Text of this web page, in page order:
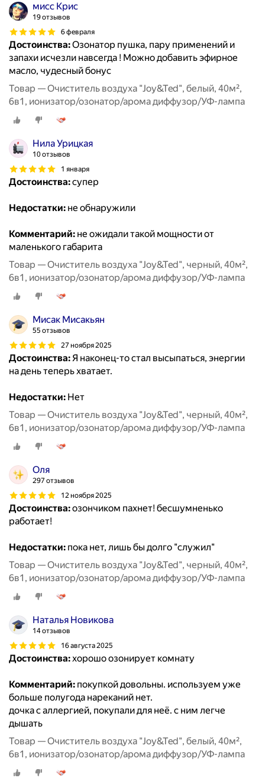
мисс Крис
19 отзывов
6 февраля
Достоинства:Озонатор пушка, пару применений и
запахи исчезли навсегда ! Можно добавить эфирное
масло, чудесный бонус
Товар — Очиститель воздуха "Joy&Ted", белый, 40м²,
6в1, ионизатор/озонатор/арома диффузор/УФ-лампа
Нила Урицкая
10 отзывов
1 января
Достоинства:супер
Недостатки: не обнаружили
Комментарий: не ожидали такой мощности от
маленького габарита
Товар — Очиститель воздуха "Joy&Ted", черный, 40м²,
6в1, ионизатор/озонатор/арома диффузор/УФ-лампа
Мисак Мисакьян
55 отзывов
27 ноября 2025
Достоинства:Я наконец-то стал высыпаться, энергии
на день теперь хватает.
Недостатки: Нет
Товар — Очиститель воздуха "Joy&Ted", черный, 40м²,
6в1, ионизатор/озонатор/арома диффузор/УФ-лампа
Оля
297 отзывов
12 ноября 2025
Достоинства:озончиком пахнет! бесшумненько
работает!
Недостатки: пока нет, лишь бы долго "служил"
Товар — Очиститель воздуха "Joy&Ted", черный, 40м²,
6в1, ионизатор/озонатор/арома диффузор/УФ-лампа
Наталья Новикова
14 отзывов
16 августа 2025
Достоинства:хорошо озонирует комнату
Комментарий: покупкой довольны. используем уже
больше полугода нареканий нет.
дочка с аллергией, покупали для неё. с ним легче
дышать
Товар — Очиститель воздуха "Joy&Ted", белый, 40м²,
6в1, ионизатор/озонатор/арома диффузор/УФ-лампа